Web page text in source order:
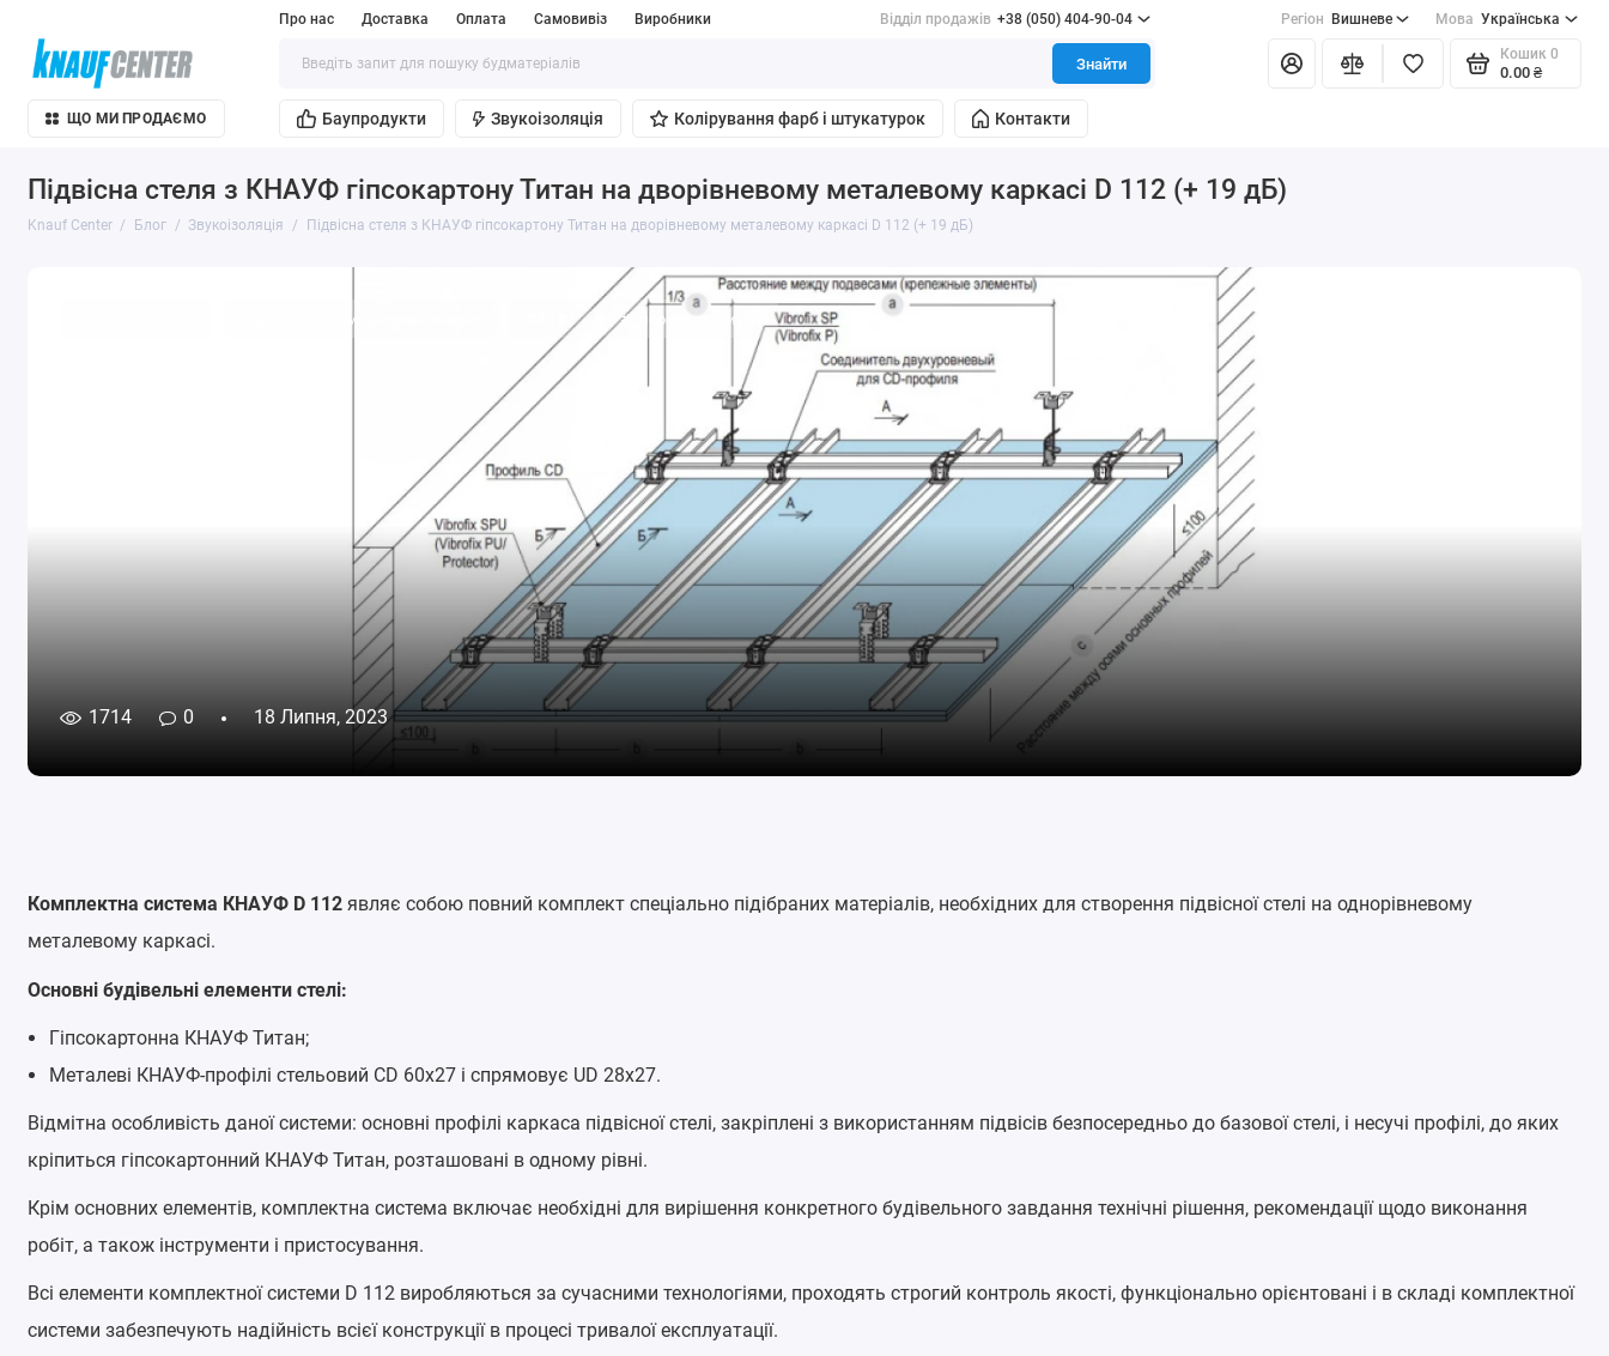
Про нас Доставка Оплата Самовивіз Виробники Відділ продажів +38 (050) 404-90-04 Регіон Вишневе Мова Українська
Знайти
Кошик 0
0.00 ₴
ЩО МИ ПРОДАЄМО Баупродукти Звукоізоляція Колірування фарб і штукатурок Контакти
Підвісна стеля з КНАУФ гіпсокартону Титан на дворівневому металевому каркасі D 112 (+ 19 дБ)
Knauf Center Блог Звукоізоляція Підвісна стеля з КНАУФ гіпсокартону Титан на дворівневому металевому каркасі D 112 (+ 19 дБ)
#дворівневий металевий каркас #гіпсокартон титан
1714 0 18 Липня, 2023
Комплектна система КНАУФ D 112являє собою повний комплект спеціально підібраних матеріалів, необхідних для створення підвісної стелі на однорівневому
металевому каркасі.
Основні будівельні елементи стелі:
Гіпсокартонна КНАУФ Титан;
Металеві КНАУФ-профілі стельовий CD 60x27 і спрямовує UD 28x27.
Відмітна особливість даної системи: основні профілі каркаса підвісної стелі, закріплені з використанням підвісів безпосередньо до базової стелі, і несучі профілі, до яких
кріпиться гіпсокартонний КНАУФ Титан, розташовані в одному рівні.
Крім основних елементів, комплектна система включає необхідні для вирішення конкретного будівельного завдання технічні рішення, рекомендації щодо виконання
робіт, а також інструменти і пристосування.
Всі елементи комплектної системи D 112 виробляються за сучасними технологіями, проходять строгий контроль якості, функціонально орієнтовані і в складі комплектної
системи забезпечують надійність всієї конструкції в процесі тривалої експлуатації.